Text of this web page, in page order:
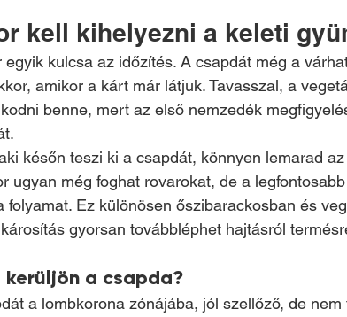
kell kihelyezni a keleti
egyik kulcsa az időzítés. A csapdát még a
amikor a kárt már látjuk. Tavasszal, a
benne, mert az első nemzedék
későn teszi ki a csapdát, könnyen lemarad
ugyan még foghat rovarokat, de a
folyamat. Ez különösen őszibarackosban és
gyorsan továbbléphet hajtásról
kerüljön a csapda?
a lombkorona zónájába, jól szellőző, de